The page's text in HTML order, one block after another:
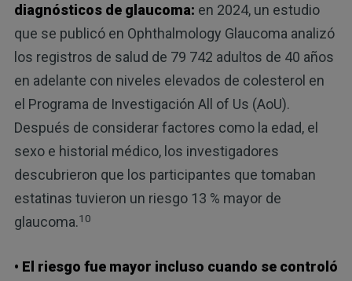
diagnósticos de glaucoma: en 2024, un estudio
que se publicó en Ophthalmology Glaucoma analizó
los registros de salud de 79 742 adultos de 40 años
en adelante con niveles elevados de colesterol en
el Programa de Investigación All of Us (AoU).
Después de considerar factores como la edad, el
sexo e historial médico, los investigadores
descubrieron que los participantes que tomaban
estatinas tuvieron un riesgo 13 % mayor de
glaucoma.10
• El riesgo fue mayor incluso cuando se controló